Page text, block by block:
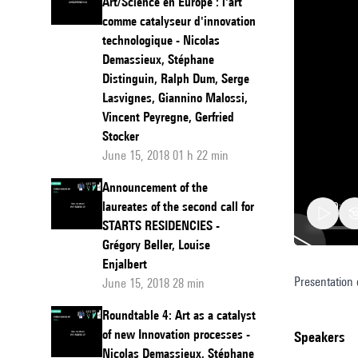
comme catalyseur d'innovation
technologique - Nicolas
Demassieux, Stéphane
Distinguin, Ralph Dum, Serge
Lasvignes, Giannino Malossi,
Vincent Peyregne, Gerfried
Stocker
June 15, 2018 01 h 22 min
Announcement of the
laureates of the second call for
STARTS RESIDENCIES -
Grégory Beller, Louise
Enjalbert
June 15, 2018 28 min
Roundtable 4: Art as a catalyst
of new Innovation processes -
Nicolas Demassieux, Stéphane
Topology
Presentation
speakers